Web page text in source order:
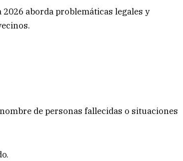
aborda problemáticas legales y
de personas fallecidas o situaciones